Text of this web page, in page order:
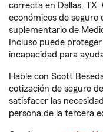
correcta en Dallas,
económicos de seguro
suplementario de
Incluso puede
incapacidad para
Hable con Scott
cotización de seguro
satisfacer las
persona de la tercera